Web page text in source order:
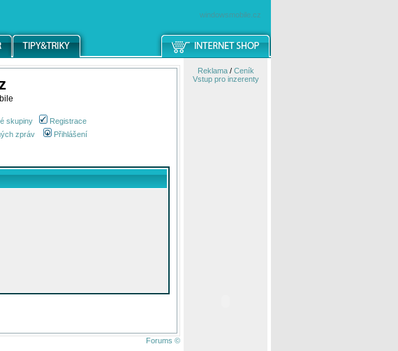
windowsmobile.cz
skupiny
Registrace
zpráv Přihlášení
Forums ©
Reklama/ Ceník
Vstup pro inzerenty